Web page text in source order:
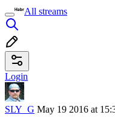
All streams
Login
SLY_G May 19 2016 at